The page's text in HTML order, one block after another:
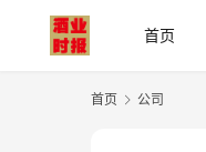
首页
首页 公司